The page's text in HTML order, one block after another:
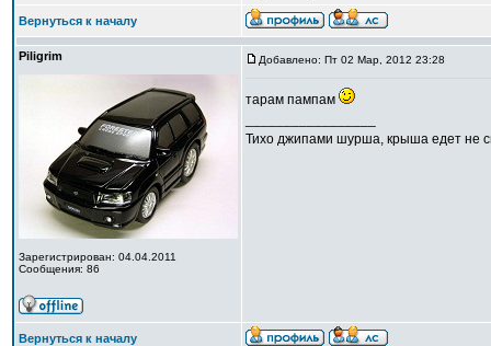
Вернуться к началу
Piligrim
Зарегистрирован: 04.04.2011
Сообщения: 86
Добавлено: Пт 02 Мар, 2012 23:28
тарам пампам
Тихо джипами шурша, крыша едет не
Вернуться к началу